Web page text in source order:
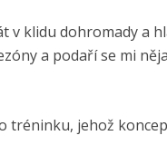
v klidu dohromady a
a podaří se mi
tréninku, jehož